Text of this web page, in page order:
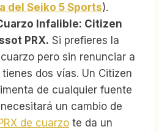
del Seiko 5 Sports).
Infalible: Citizen
PRX. Si prefieres la
pero sin renunciar a
dos vías. Un Citizen
de cualquier fuente
un cambio de
de cuarzo te da un